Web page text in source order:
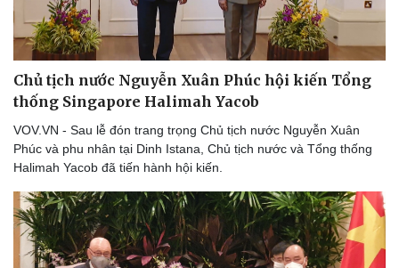
Chủ tịch nước Nguyễn Xuân Phúc hội kiến Tổng
thống Singapore Halimah Yacob
VOV.VN - Sau lễ đón trang trọng Chủ tịch nước Nguyễn Xuân
Phúc và phu nhân tại Dinh Istana, Chủ tịch nước và Tổng thống
Halimah Yacob đã tiến hành hội kiến.